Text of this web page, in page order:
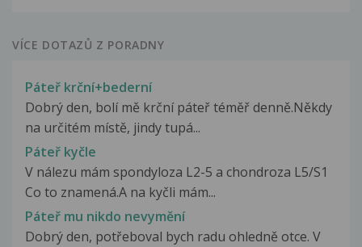
VÍCE DOTAZŮ Z PORADNY
Páteř krční+bederní
Dobrý den, bolí mě krční páteř téměř denně.Někdy
na určitém místě, jindy tupá...
Páteř kyčle
V nálezu mám spondyloza L2-5 a chondroza L5/S1
Co to znamená.A na kyčli mám...
Páteř mu nikdo nevymění
Dobrý den, potřeboval bych radu ohledně otce. V